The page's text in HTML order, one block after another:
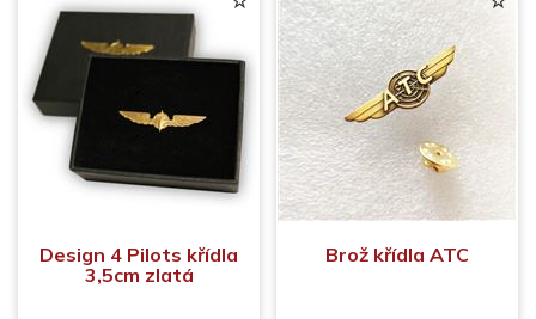
Design 4 Pilots křídla
3,5cm zlatá
Brož křídla ATC